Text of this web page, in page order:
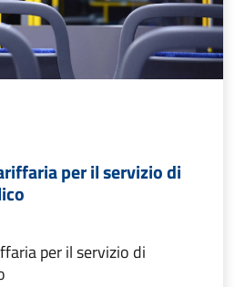
per il servizio di
per il servizio di